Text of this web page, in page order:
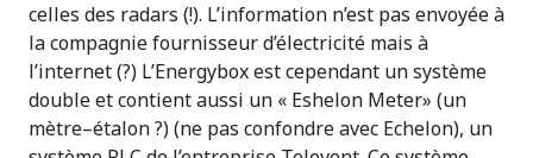
celles des radars (!). L’information n’est pas envoyée à
la compagnie fournisseur d’électricité mais à
l’internet (?) L’Energybox est cependant un système
double et contient aussi un « Eshelon Meter» (un
mètre–étalon ?) (ne pas confondre avec Echelon), un